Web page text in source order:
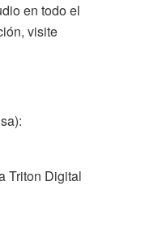
en todo el
visite
Triton Digital